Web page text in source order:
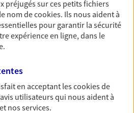
à votre épargne : achat
enfants ou voyage autour
à votre rythme et
profil.
préjugés sur ces petits fichiers
nom decookies. Ils nous aident à
pour garantir la sécurité
expérience en ligne, dans le
en acceptant lescookiesde
utilisateurs qui nous aident à
nos services.